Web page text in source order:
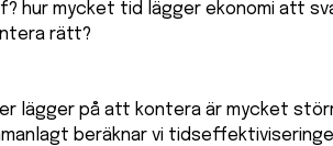
hur mycket tid lägger ekonomi att
rätt?
lägger på att kontera är mycket
beräknar vi